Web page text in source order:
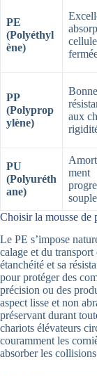
PE
(Polyéthyl
ène)
PP
(Polyprop
ylène)
Bonne
aux
PU
(Polyuréth
ane)
ment
Choisir la mousse de
Le PE s’impose
calage et du
étanchéité et sa
pour protéger des
précision ou des
aspect lisse et non
préservant durant
chariots élévateurs
couramment les
absorber les